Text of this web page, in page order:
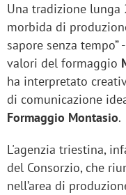
Una tradizione
morbida di
sapore senza
valori del formaggio
ha interpretato
di comunicazione
Formaggio Montasio.
L'agenzia triestina,
del Consorzio, che
nell’area di